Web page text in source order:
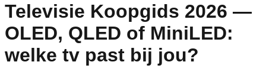
Televisie Koopgids 2026 —
OLED, QLED of MiniLED:
welke tv past bij jou?